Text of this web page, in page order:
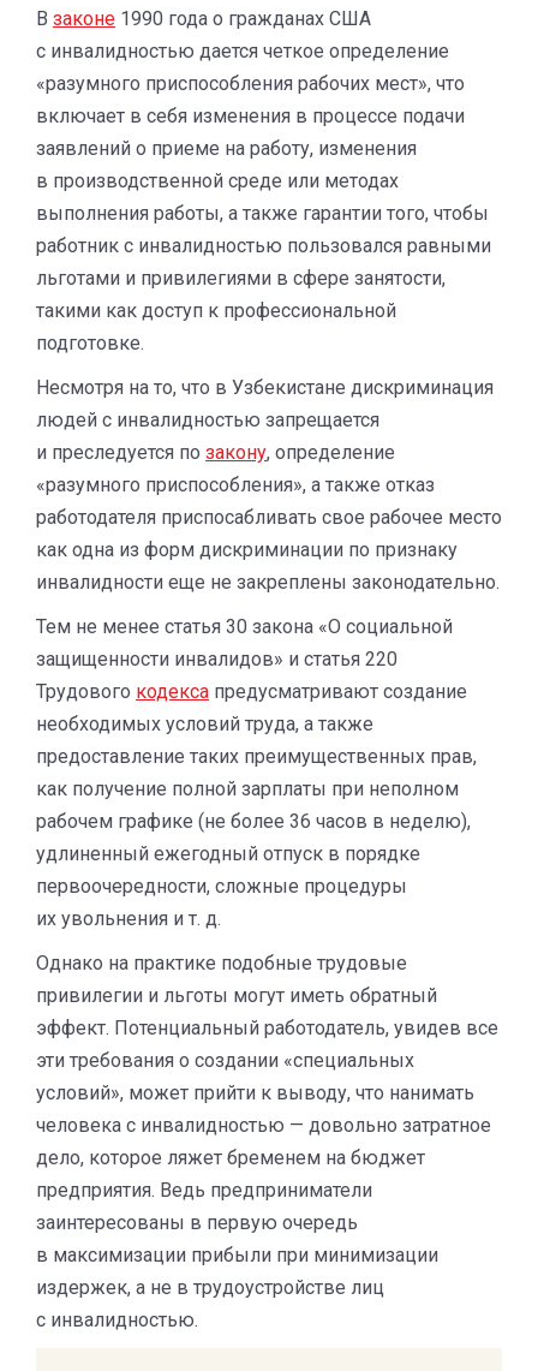
В законе 1990 года о гражданах США
с инвалидностью дается четкое определение
«разумного приспособления рабочих мест», что
включает в себя изменения в процессе подачи
заявлений о приеме на работу, изменения
в производственной среде или методах
выполнения работы, а также гарантии того, чтобы
работник с инвалидностью пользовался равными
льготами и привилегиями в сфере занятости,
такими как доступ к профессиональной
подготовке.
Несмотря на то, что в Узбекистане дискриминация
людей с инвалидностью запрещается
и преследуется по закону, определение
«разумного приспособления», а также отказ
работодателя приспосабливать свое рабочее место
как одна из форм дискриминации по признаку
инвалидности еще не закреплены законодательно.
Тем не менее статья 30 закона «О социальной
защищенности инвалидов» и статья 220
Трудового кодекса предусматривают создание
необходимых условий труда, а также
предоставление таких преимущественных прав,
как получение полной зарплаты при неполном
рабочем графике (не более 36 часов в неделю),
удлиненный ежегодный отпуск в порядке
первоочередности, сложные процедуры
их увольнения и т. д.
Однако на практике подобные трудовые
привилегии и льготы могут иметь обратный
эффект. Потенциальный работодатель, увидев все
эти требования о создании «специальных
условий», может прийти к выводу, что нанимать
человека с инвалидностью — довольно затратное
дело, которое ляжет бременем на бюджет
предприятия. Ведь предприниматели
заинтересованы в первую очередь
в максимизации прибыли при минимизации
издержек, а не в трудоустройстве лиц
с инвалидностью.